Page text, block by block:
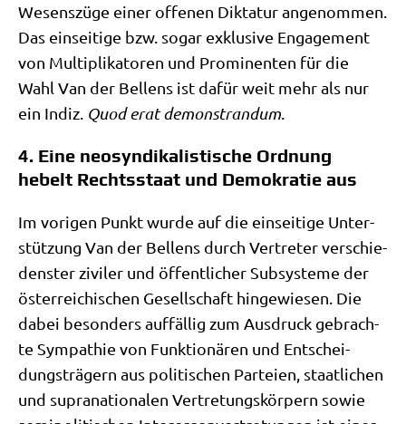
Wesens­zü­ge einer offe­nen Dik­ta­tur ange­nom­men.
Das ein­sei­ti­ge bzw. sogar exklu­si­ve Enga­ge­ment
von Mul­ti­pli­ka­to­ren und Pro­mi­nen­ten für die
Wahl Van der Bel­lens ist dafür weit mehr als nur
ein Indiz. Quod erat demon­stran­dum
4. Eine neosyndikalistische Ordnung
hebelt Rechtsstaat und Demokratie aus
Im vori­gen Punkt wur­de auf die ein­sei­ti­ge Unter­
stüt­zung Van der Bel­lens durch Ver­tre­ter ver­schie­
den­ster zivi­ler und öffent­li­cher Sub­sy­ste­me der
öster­rei­chi­schen Gesell­schaft hin­ge­wie­sen. Die
dabei beson­ders auf­fäl­lig zum Aus­druck gebrach­
te Sym­pa­thie von Funk­tio­nä­ren und Ent­schei­
dungs­trä­gern aus poli­ti­schen Par­tei­en, staat­li­chen
und supra­na­tio­na­len Ver­tre­tungs­kör­pern sowie